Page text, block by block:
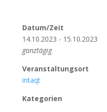
Datum/Zeit
14.10.2023 - 15.10.2023
ganztägig
Veranstaltungsort
intaqt
Kategorien